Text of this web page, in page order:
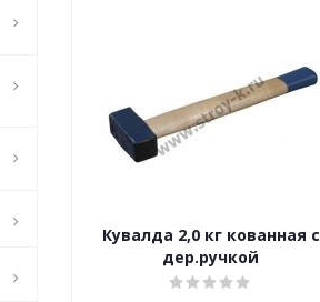
Кувалда 2,0 кг кованная с
дер.ручкой